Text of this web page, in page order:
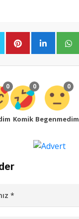
0 0
Komik
0
Begenmedim